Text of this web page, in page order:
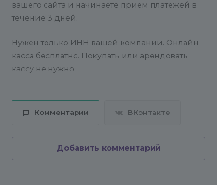
вашего сайта и начинаете прием платежей в
течение 3 дней.
Нужен только ИНН вашей компании. Онлайн
касса бесплатно. Покупать или арендовать
кассу не нужно.
Комментарии ВКонтакте
Добавить комментарий